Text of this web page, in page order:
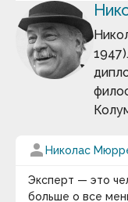
Фильмы и
Пословицы и
Аамир Кхан
Абрахам Маслоу
Абу-ль-Фарадж
Абуль-Фарадж
Август Бебель
Август фон
Авиценна
Авл Корнелий
Аврелий
Адам Смит
person Николас
Эксперт — это
больше о все
Цитата дня
Арабская
Мир
Философия